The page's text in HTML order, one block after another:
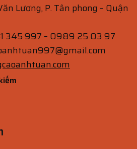
Lương, P. Tân phong – Quận
345 997 – 0989 25 03 97